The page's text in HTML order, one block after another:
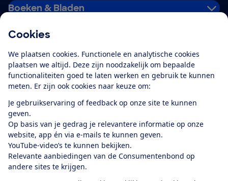
Cookies
We plaatsen cookies. Functionele en analytische cookies
plaatsen we altijd. Deze zijn noodzakelijk om bepaalde
functionaliteiten goed te laten werken en gebruik te kunnen
meten. Er zijn ook cookies naar keuze om:
Je gebruikservaring of feedback op onze site te kunnen
geven.
Op basis van je gedrag je relevantere informatie op onze
website, app én via e-mails te kunnen geven.
YouTube-video’s te kunnen bekijken.
Relevante aanbiedingen van de Consumentenbond op
andere sites te krijgen.
Boeken & Bladen
Alles over de
app
Algemene Voorwaarden
Privacyverklaring
Cookiebeleid
Privacyvoorkeuren
Toegankelijkheid